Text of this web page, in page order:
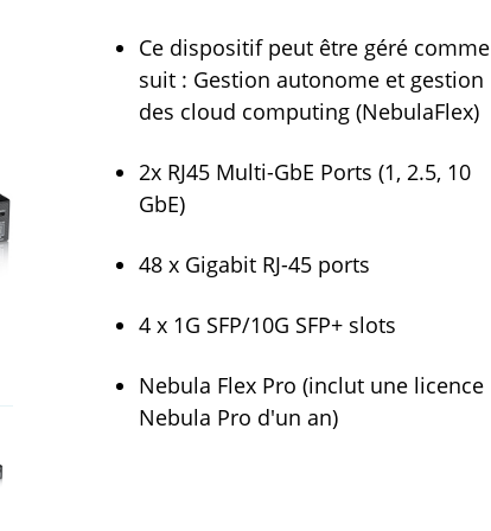
Ce dispositif peut être géré comme
suit : Gestion autonome et gestion
des cloud computing (NebulaFlex)
2x RJ45 Multi-GbE Ports (1, 2.5, 10
GbE)
48 x Gigabit RJ-45 ports
4 x 1G SFP/10G SFP+ slots
Nebula Flex Pro (inclut une licence
Nebula Pro d'un an)